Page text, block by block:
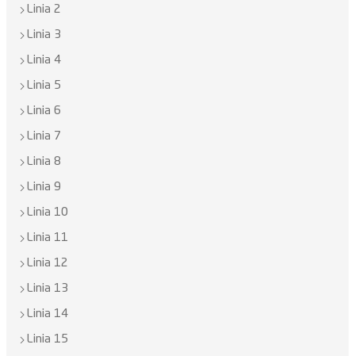
Linia 2
Linia 3
Linia 4
Linia 5
Linia 6
Linia 7
Linia 8
Linia 9
Linia 10
Linia 11
Linia 12
Linia 13
Linia 14
Linia 15